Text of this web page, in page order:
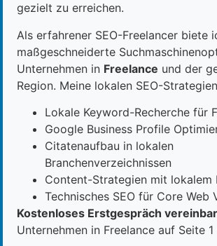
gezielt zu erreichen.
Als erfahrener SEO-Freelancer biete
maßgeschneiderte
Unternehmen in Freelance und der
Region. Meine lokalen SEO-
Lokale Keyword-Recherche für
Google Business Profile
Citatenaufbau in lokalen
Branchenverzeichnissen
Content-Strategien mit lokalem
Technisches SEO für Core Web
Kostenloses Erstgespräch
Unternehmen in Freelance auf Seite